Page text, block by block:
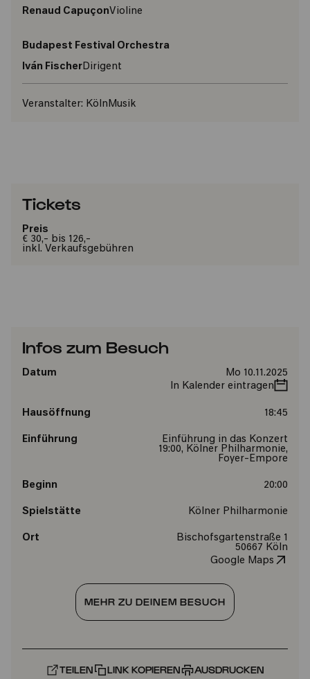
Renaud CapuçonVioline
Budapest Festival Orchestra
Iván Fischer Dirigent
Veranstalter: KölnMusik
Tickets
Preis
€ 30,- bis 126,-
inkl. Verkaufsgebühren
Infos zum Besuch
Datum
Mo 10.11.2025
In Kalender eintragen
Hausöffnung 18:45
Einführung
Einführung in das Konzert
19:00, Kölner Philharmonie,
Foyer-Empore
Beginn 20:00
Spielstätte Kölner Philharmonie
Ort
Bischofsgartenstraße 1
50667 Köln
Google Maps
MEHR ZU DEINEM BESUCH
TEILEN LINK KOPIEREN AUSDRUCKEN